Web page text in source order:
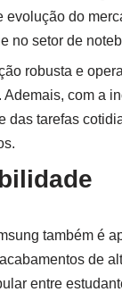
evolução do
no setor de
robusta e
com a
das tarefas
também é
de
entre